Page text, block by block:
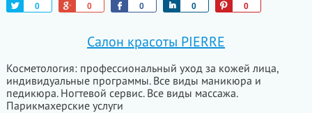
0
Tweet 0 0
Like 0
Share 0
Pin
Салон красоты PIERRE
Косметология: профессиональный уход за кожей лица,
индивидуальные программы. Все виды маникюра и
педикюра. Ногтевой сервис. Все виды массажа.
Парикмахерские услуги